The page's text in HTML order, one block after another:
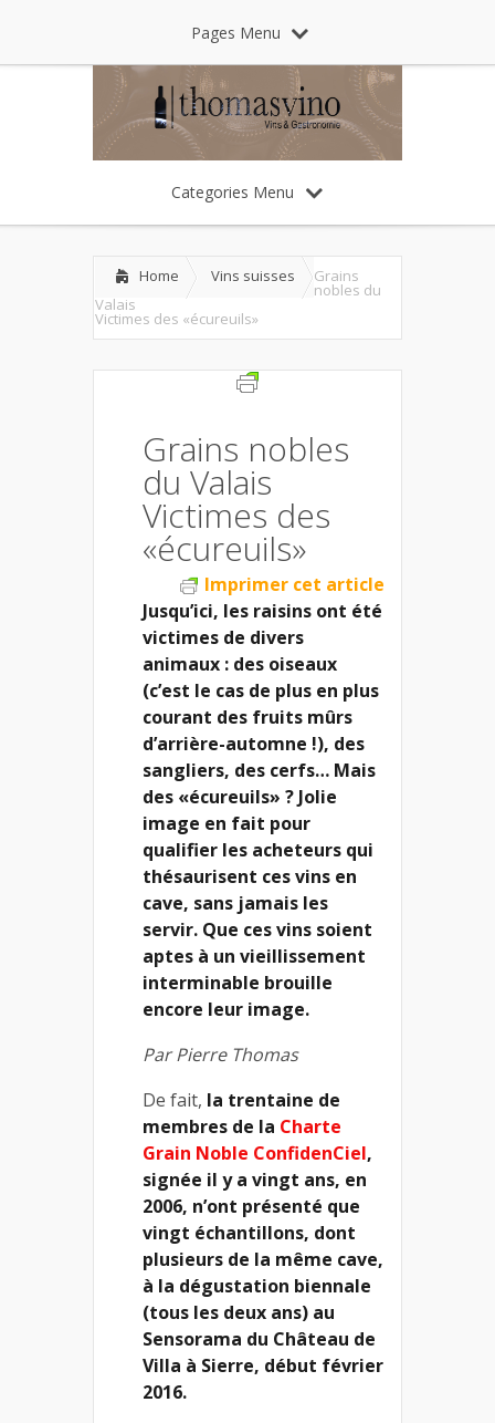
Pages Menu
Categories Menu
Home Vins suisses Grains
nobles du
Valais
Victimes des «écureuils»
Grains nobles
du Valais
Victimes des
«écureuils»
Imprimer cet article
Jusqu’ici, les raisins ont été
victimes de divers
animaux : des oiseaux
(c’est le cas de plus en plus
courant des fruits mûrs
d’arrière-automne !), des
sangliers, des cerfs… Mais
des «écureuils» ? Jolie
image en fait pour
qualifier les acheteurs qui
thésaurisent ces vins en
cave, sans jamais les
servir. Que ces vins soient
aptes à un vieillissement
interminable brouille
encore leur image.
Par Pierre Thomas
De fait, la trentaine de
membres de la Charte
Grain Noble ConfidenCiel,
signée il y a vingt ans, en
2006, n’ont présenté que
vingt échantillons, dont
plusieurs de la même cave,
à la dégustation biennale
(tous les deux ans) au
Sensorama du Château de
Villa à Sierre, début février
2016.